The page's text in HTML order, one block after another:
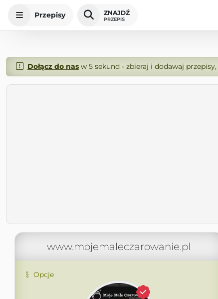
Przepisy ZNAJDŹ
PRZEPIS
Dołącz do nasw 5 sekund - zbieraj i dodawaj
www.mojemaleczarowanie.pl
Opcje